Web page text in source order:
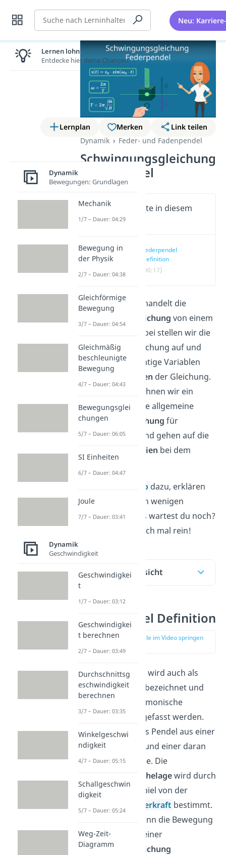
Suche Neu:
Lernplan Merken
Link teilen
Dynamik
Feder- und Fadenpendel
Schwingungsgleichung
Federpendel
Wichtige Inhalte in diesem
Video
Federpendel
Definition
(00:17)
Dieser Artikel behandelt die
Schwingungsgleichung von einem
. Dabei stellen wir die
Schwingungsgleichung auf und
beschreiben wichtige Variablen
undEigenschaften der Gleichung.
Des Weiteren rechnen wir ein
Beispiel, lösen die allgemeine
Differentialgleichung für
Schwingungen und gehen auf die
Energien bei dem
Video dazu, erklären
wir dir das alles in wenigen
Minuten. Auf was wartest du noch?
Schau doch einfach mal rein!
Inhaltsübersicht
Federpendel Definition
zur Stelle im Video springen
DasFederpendel
wird auch als
Federschwinger
bezeichnet und
kann als eine harmonische
Schwingung aufgefasst werden.
Dabei besteht das Pendel aus einer
Schraubenfeder
und einer daran
befestigten Masse. Die
Ruhelagewird durch
das Zusammenspiel von der
Federkraft bestimmt.
Mathematisch kann die Bewegung
des Pendels mit einer
Schwingungsgleichung
Lernen lohnt sich!
Entdecke hier deine Chancen.
Dynamik
Bewegungen: Grundlagen
Mechanik
1/7 – Dauer: 04:29
Bewegung in
der Physik
2/7 – Dauer: 04:38
Gleichförmige
Bewegung
3/7 – Dauer: 04:54
Gleichmäßig
beschleunigte
Bewegung
4/7 – Dauer: 04:43
Bewegungsglei
chungen
5/7 – Dauer: 06:05
SI Einheiten
6/7 – Dauer: 04:47
Joule
7/7 – Dauer: 03:41
Dynamik
Geschwindigkeit
Geschwindigkei
t
1/7 – Dauer: 03:12
Geschwindigkei
t berechnen
2/7 – Dauer: 03:49
Durchschnittsg
eschwindigkeit
berechnen
3/7 – Dauer: 03:35
Winkelgeschwi
ndigkeit
4/7 – Dauer: 05:15
Schallgeschwin
digkeit
5/7 – Dauer: 05:24
Weg-Zeit-
Diagramm